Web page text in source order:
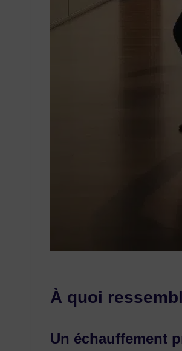
À quoi
Un échauffement